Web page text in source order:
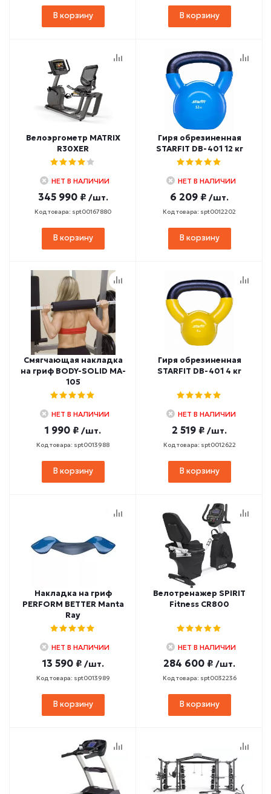
В корзину В корзину
Велоэргометр MATRIX
R30XER
НЕТ В НАЛИЧИИ
345 990 ₽ /шт.
Код товара: spt00167880
В корзину
Гиря обрезиненная
STARFIT DB-401 12 кг
НЕТ В НАЛИЧИИ
6 209 ₽ /шт.
Код товара: spt0012202
В корзину
Смягчающая накладка
на гриф BODY-SOLID MA-
105
НЕТ В НАЛИЧИИ
1 990 ₽ /шт.
Код товара: spt0013988
В корзину
Гиря обрезиненная
STARFIT DB-401 4 кг
НЕТ В НАЛИЧИИ
2 519 ₽ /шт.
Код товара: spt0012622
В корзину
Накладка на гриф
PERFORM BETTER Manta
Ray
НЕТ В НАЛИЧИИ
13 590 ₽ /шт.
Код товара: spt0013989
В корзину
Велотренажер SPIRIT
Fitness CR800
НЕТ В НАЛИЧИИ
284 600 ₽ /шт.
Код товара: spt0032236
В корзину